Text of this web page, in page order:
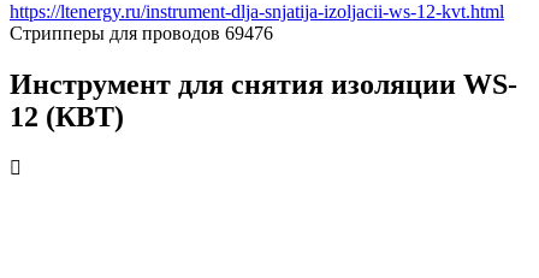
https://ltenergy.ru/instrument-dlja-snjatija-izoljacii-ws-12-kvt.html
Стрипперы для проводов 69476
Инструмент для снятия изоляции WS-
12 (КВТ)